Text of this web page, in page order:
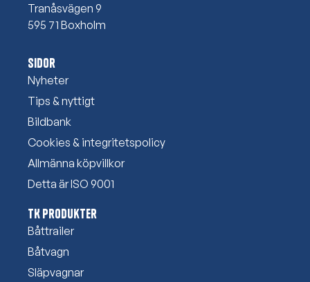
Tranåsvägen 9
595 71 Boxholm
Sidor
Nyheter
Tips & nyttigt
Bildbank
Cookies & integritetspolicy
Allmänna köpvillkor
Detta är ISO 9001
TK Produkter
Båttrailer
Båtvagn
Släpvagnar